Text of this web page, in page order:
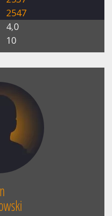
2547
4,0
10